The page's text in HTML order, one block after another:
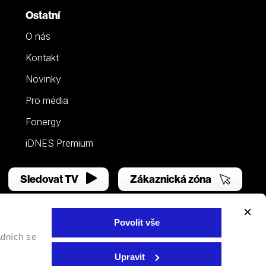
se
Povolit vše
Upravit
Ostatní
O nás
Kontakt
Novinky
Pro média
Fonergy
iDNES Premium
Sledovat TV Zákaznická zóna